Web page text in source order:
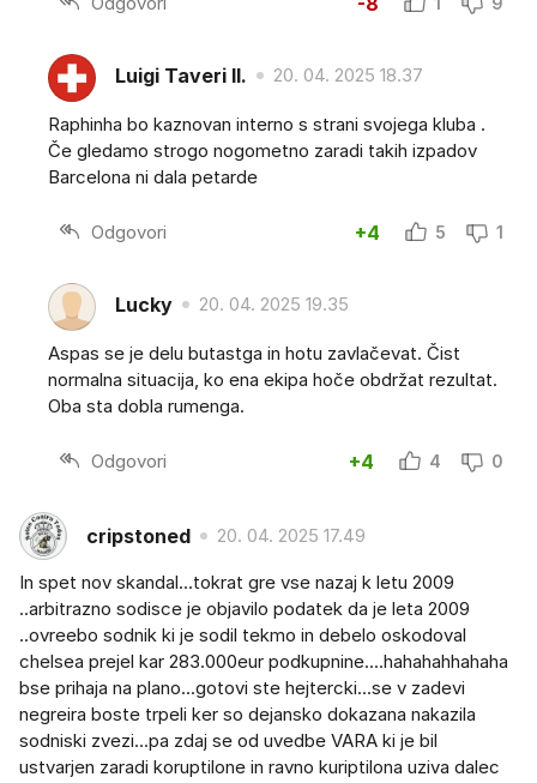
Luigi Taveri II. 20. 04. 2025 18.37
Raphinha bo kaznovan interno s strani svojega kluba .
Če gledamo strogo nogometno zaradi takih izpadov
Barcelona ni dala petarde
Odgovori +4 5 1
Lucky 20. 04. 2025 19.35
Aspas se je delu butastga in hotu zavlačevat. Čist
normalna situacija, ko ena ekipa hoče obdržat rezultat.
Oba sta dobla rumenga.
Odgovori +4 4 0
cripstoned 20. 04. 2025 17.49
In spet nov skandal...tokrat gre vse nazaj k letu 2009
..arbitrazno sodisce je objavilo podatek da je leta 2009
..ovreebo sodnik ki je sodil tekmo in debelo oskodoval
chelsea prejel kar 283.000eur podkupnine....hahahahhahaha
bse prihaja na plano...gotovi ste hejtercki...se v zadevi
negreira boste trpeli ker so dejansko dokazana nakazila
sodniski zvezi...pa zdaj se od uvedbe VARA ki je bil
ustvarjen zaradi koruptilone in ravno kuriptilona uziva dalec